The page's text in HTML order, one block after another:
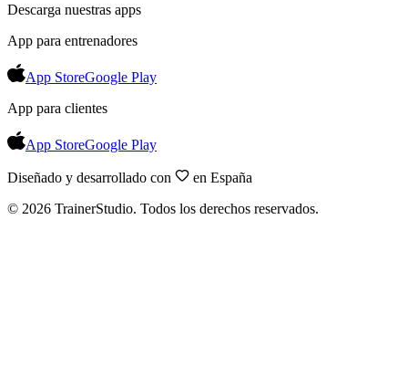
Descarga nuestras apps
App para entrenadores
App StoreGoogle Play
App para clientes
App StoreGoogle Play
Diseñado y desarrollado con
en España
© 2026 TrainerStudio. Todos los derechos reservados.